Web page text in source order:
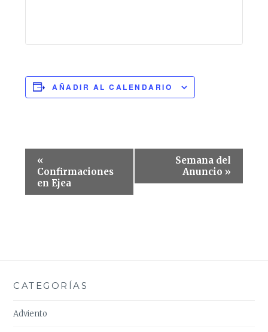
AÑADIR AL CALENDARIO
Navegación
del
Evento
«
Confirmaciones
en Ejea
Semana del
Anuncio »
CATEGORÍAS
Adviento